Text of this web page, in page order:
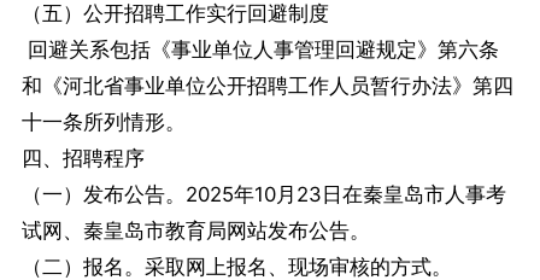
（五）公开招聘工作实行回避制度
回避关系包括《事业单位人事管理回避规定》第六条
和《河北省事业单位公开招聘工作人员暂行办法》第四
十一条所列情形。
四、招聘程序
（一）发布公告。2025年10月23日在秦皇岛市人事考
试网、秦皇岛市教育局网站发布公告。
（二）报名。采取网上报名、现场审核的方式。